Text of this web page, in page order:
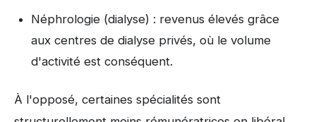
Néphrologie (dialyse) : revenus élevés grâce
aux centres de dialyse privés, où le volume
d'activité est conséquent.
À l'opposé, certaines spécialités sont